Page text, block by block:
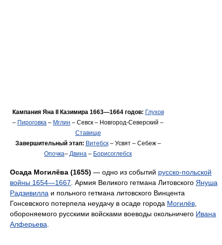
Кампания Яна II Казимира 1663—1664 годов: Глухов
– Пироговка – Мглин – Севск – Новгород-Северский –
Ставище
Завершительный этап: Витебск– Усвят – Себеж –
Опочка– Двина – Борисоглебск
Осада Могилёва (1655) — одно из событий русско-польской
войны 1654—1667 . Армия Великого гетмана Литовского Януша
Радзивилла и польного гетмана литовского Винцента
Гонсевского потерпела неудачу в осаде города Могилёв
обороняемого русскими войсками воеводы окольничего Ивана
Алферьева